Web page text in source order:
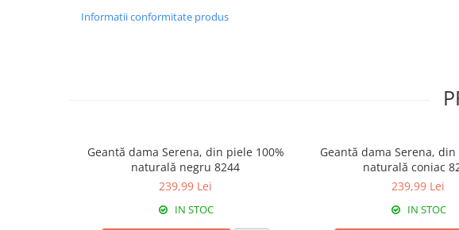
Informatii conformitate produs
Geantă dama Serena, din piele 100%
naturală negru 8244
239,99 Lei
IN STOC
Geantă dama Serena, din
naturală coniac
239,99 Lei
IN STOC